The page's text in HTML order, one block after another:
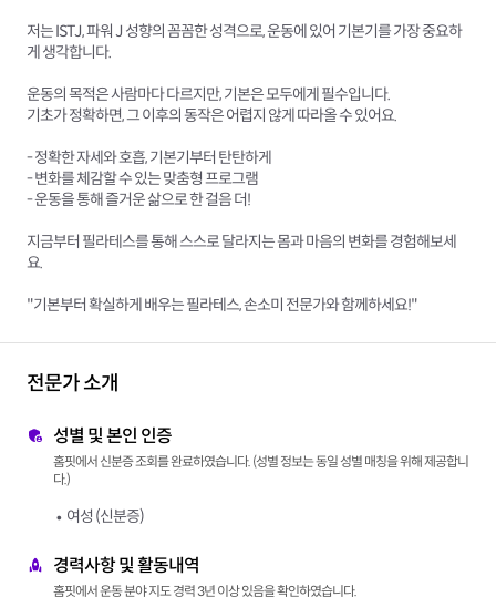
저는 ISTJ, 파워 J 성향의 꼼꼼한 성격으로, 운동에 있어 기본기를 가장 중요하
게 생각합니다.
운동의 목적은 사람마다 다르지만, 기본은 모두에게 필수입니다.
기초가 정확하면, 그 이후의 동작은 어렵지 않게 따라올 수 있어요.
- 정확한 자세와 호흡, 기본기부터 탄탄하게
- 변화를 체감할 수 있는 맞춤형 프로그램
- 운동을 통해 즐거운 삶으로 한 걸음 더!
지금부터 필라테스를 통해 스스로 달라지는 몸과 마음의 변화를 경험해보세
요.
"기본부터 확실하게 배우는 필라테스, 손소미 전문가와 함께하세요!"
전문가 소개
성별 및 본인 인증
홈핏에서 신분증 조회를 완료하였습니다. (성별 정보는 동일 성별 매칭을 위해 제공합니
다.)
여성 (신분증)
경력사항 및 활동내역
홈핏에서 운동 분야 지도 경력 3년 이상 있음을 확인하였습니다.